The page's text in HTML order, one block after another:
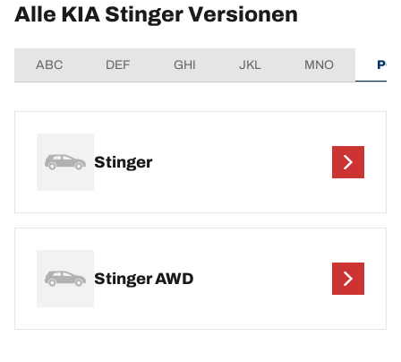
Alle KIA Stinger Versionen
ABC DEF GHI JKL MNO
Stinger
Stinger AWD